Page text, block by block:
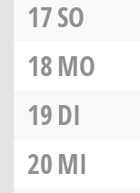
17SO
18MO
19DI
20MI